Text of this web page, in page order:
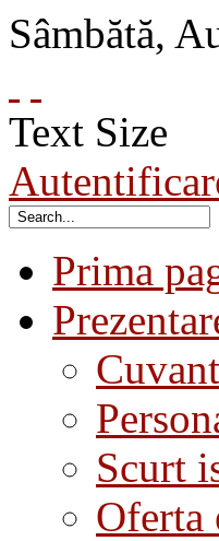
Sâmbătă,
Text Size
Prima
Scurt
Oferta